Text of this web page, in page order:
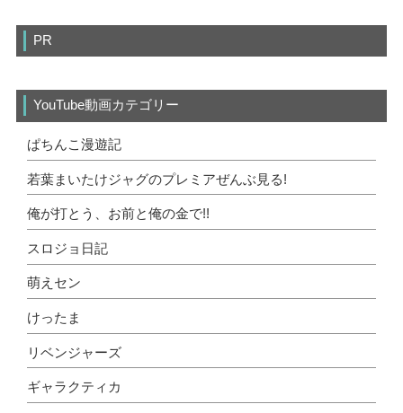
PR
YouTube動画カテゴリー
ぱちんこ漫遊記
若葉まいたけジャグのプレミアぜんぶ見る!
俺が打とう、お前と俺の金で!!
スロジョ日記
萌えセン
けったま
リベンジャーズ
ギャラクティカ